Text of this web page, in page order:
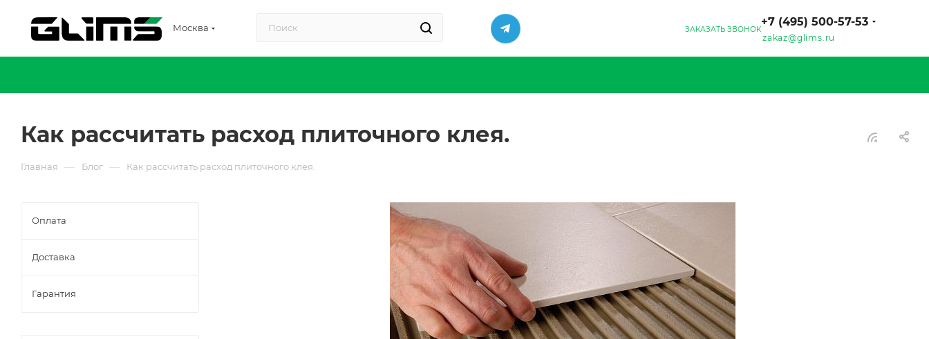
Москва ЗАКАЗАТЬ ЗВОНОК
+7 (495) 500-57-53
zakaz@glims.ru
Как рассчитать расход плиточного клея.
Главная — Блог — Как рассчитать расход плиточного клея.
Оплата
Доставка
Гарантия